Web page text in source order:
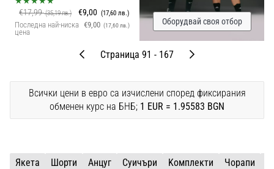
€17,99(35,19 лв.) €9,00 (17,60 лв.)
Последна най-ниска
цена
€9,00 (17,60 лв.) Оборудвай своя отбор
ПредишниСтраница 91 - 167 След
Всички цени в евро са изчислени според фиксирания
обменен курс на БНБ; 1 EUR = 1.95583 BGN
Якета Шорти Aнцуг Cуичъри Kомплекти Чорапи